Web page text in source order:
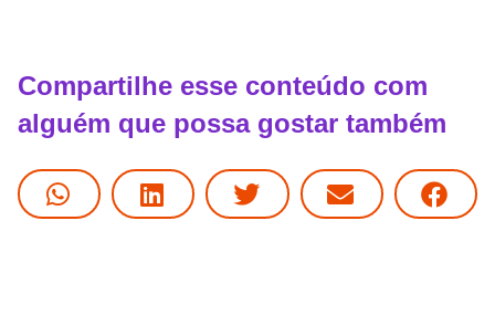
Compartilhe esse conteúdo com
alguém que possa gostar também